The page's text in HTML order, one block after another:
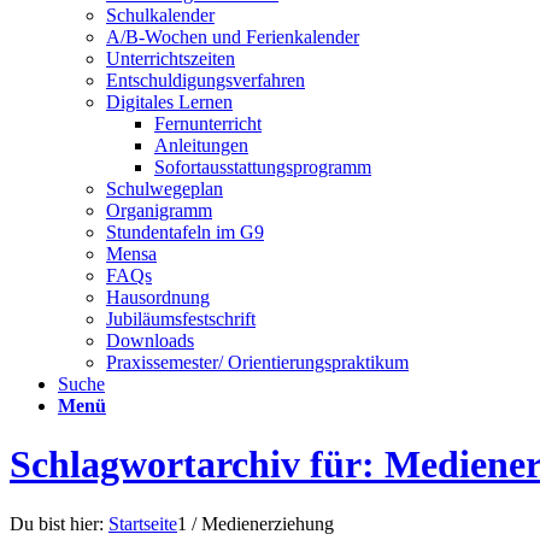
Schulkalender
A/B-Wochen und Ferienkalender
Unterrichtszeiten
Entschuldigungsverfahren
Digitales Lernen
Fernunterricht
Anleitungen
Sofortausstattungsprogramm
Schulwegeplan
Organigramm
Stundentafeln im G9
Mensa
FAQs
Hausordnung
Jubiläumsfestschrift
Downloads
Praxissemester/ Orientierungspraktikum
Suche
Menü
Schlagwortarchiv für:
Du bist hier: Startseite1 / Medienerziehung